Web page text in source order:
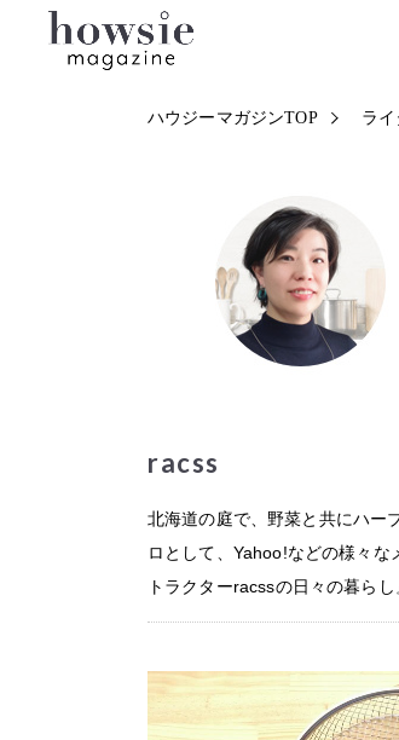
ハウジーマガジンTOP ラ
racss
北海道の庭で、野菜と共にハー
ロとして、Yahoo!などの様々
トラクターracssの日々の暮ら